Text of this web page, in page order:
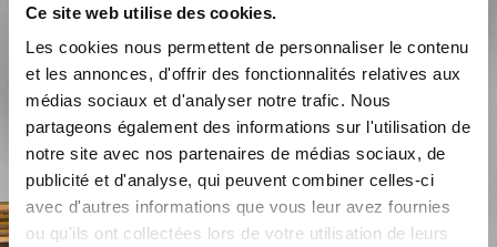
Ce site web utilise des cookies.
Les cookies nous permettent de personnaliser le contenu
et les annonces, d'offrir des fonctionnalités relatives aux
médias sociaux et d'analyser notre trafic. Nous
partageons également des informations sur l'utilisation de
notre site avec nos partenaires de médias sociaux, de
publicité et d'analyse, qui peuvent combiner celles-ci
avec d'autres informations que vous leur avez fournies
ou qu'ils ont collectées lors de votre utilisation de leurs